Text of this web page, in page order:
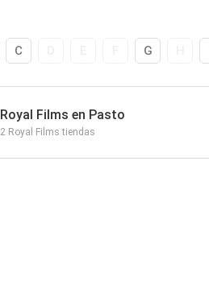
C G
Royal Films en Pasto
2 Royal Films tiendas